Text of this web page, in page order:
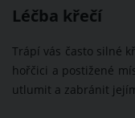
Léčba křečí
Trápí vás často silné
hořčici a postižené
utlumit a zabránit